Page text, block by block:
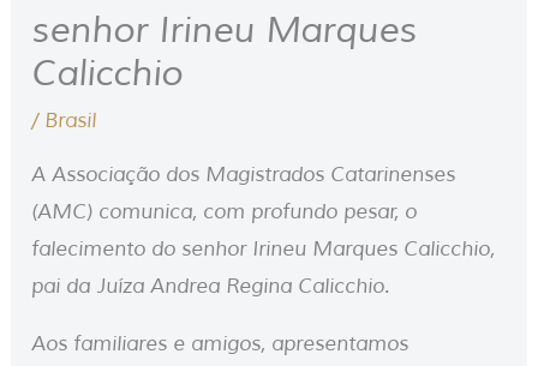
senhor Irineu Marques
Calicchio
/ Brasil
A Associação dos Magistrados Catarinenses
(AMC) comunica, com profundo pesar, o
falecimento do senhor Irineu Marques Calicchio,
pai da Juíza Andrea Regina Calicchio.
Aos familiares e amigos, apresentamos